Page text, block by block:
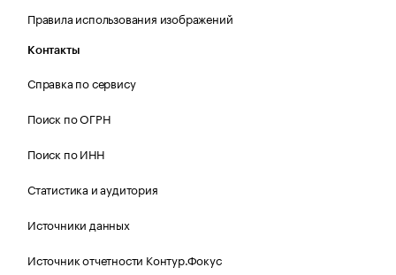
Правила использования изображений
Контакты
Справка по сервису
Поиск по ОГРН
Поиск по ИНН
Статистика и аудитория
Источники данных
Источник отчетности Контур.Фокус